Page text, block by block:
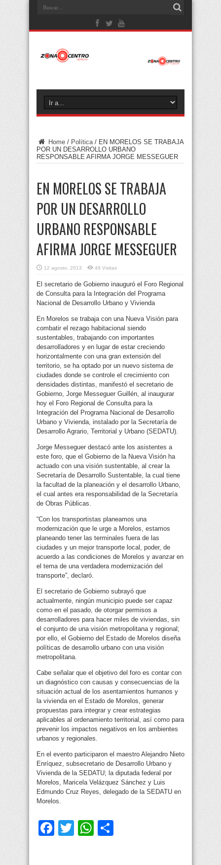
Home / Política / EN MORELOS SE TRABAJA
POR UN DESARROLLO URBANO
RESPONSABLE AFIRMA JORGE MESSEGUER
EN MORELOS SE TRABAJA
POR UN DESARROLLO
URBANO RESPONSABLE
AFIRMA JORGE MESSEGUER
12 agosto, 2013 49 Visitas
El secretario de Gobierno inauguró el Foro Regional
de Consulta para la Integración del Programa
Nacional de Desarrollo Urbano y Vivienda
En Morelos se trabaja con una Nueva Visión para
combatir el rezago habitacional siendo
sustentables, trabajando con importantes
desarrolladores y en lugar de estar creciendo
horizontalmente con una gran extensión del
territorio, se ha optado por un nuevo sistema de
ciudades donde se controle el crecimiento con
densidades distintas, manifestó el secretario de
Gobierno, Jorge Messeguer Guillén, al inaugurar
hoy el Foro Regional de Consulta para la
Integración del Programa Nacional de Desarrollo
Urbano y Vivienda, instalado por la Secretaría de
Desarrollo Agrario, Territorial y Urbano (SEDATU).
Jorge Messeguer destacó ante los asistentes a
este foro, que el Gobierno de la Nueva Visión ha
actuado con una visión sustentable, al crear la
Secretaría de Desarrollo Sustentable, la cual tiene
la facultad de la planeación y el desarrollo Urbano,
el cual antes era responsabilidad de la Secretaría
de Obras Públicas.
“Con los transportistas planeamos una
modernización que le urge a Morelos, estamos
planeando tener las terminales fuera de las
ciudades y un mejor transporte local, poder, de
acuerdo a las condiciones de Morelos y avanzar en
el tema de una verdadera modernización del
transporte”, declaró.
El secretario de Gobierno subrayó que
actualmente, ningún municipio puede ser capaz
como en el pasado, de otorgar permisos a
desarrolladores para hacer miles de viviendas, sin
el conjunto de una visión metropolitana y regional;
por ello, el Gobierno del Estado de Morelos diseña
políticas de desarrollo urbano con una visión
metropolitana.
Cabe señalar que el objetivo del foro es contar con
un diagnóstico con causas y consecuencias de la
situación actual de los asentamientos humanos y
la vivienda en el Estado de Morelos, generar
propuestas para integrar y crear estrategias
aplicables al ordenamiento territorial, así como para
prevenir los impactos negativos en los ambientes
urbanos y regionales.
En el evento participaron el maestro Alejandro Nieto
Enríquez, subsecretario de Desarrollo Urbano y
Vivienda de la SEDATU; la diputada federal por
Morelos, Maricela Velázquez Sánchez y Luis
Edmundo Cruz Reyes, delegado de la SEDATU en
Morelos.
Facebook
TwitterWhatsApp